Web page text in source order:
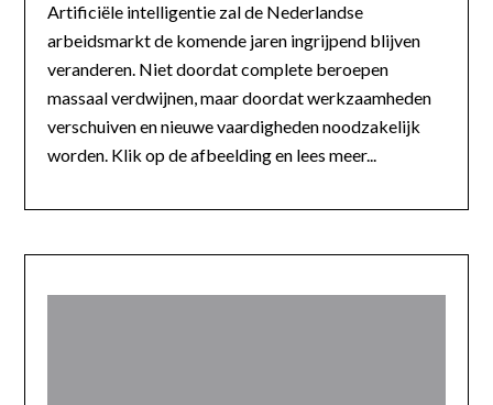
Artificiële intelligentie zal de Nederlandse
arbeidsmarkt de komende jaren ingrijpend blijven
veranderen. Niet doordat complete beroepen
massaal verdwijnen, maar doordat werkzaamheden
verschuiven en nieuwe vaardigheden noodzakelijk
worden. Klik op de afbeelding en lees meer...